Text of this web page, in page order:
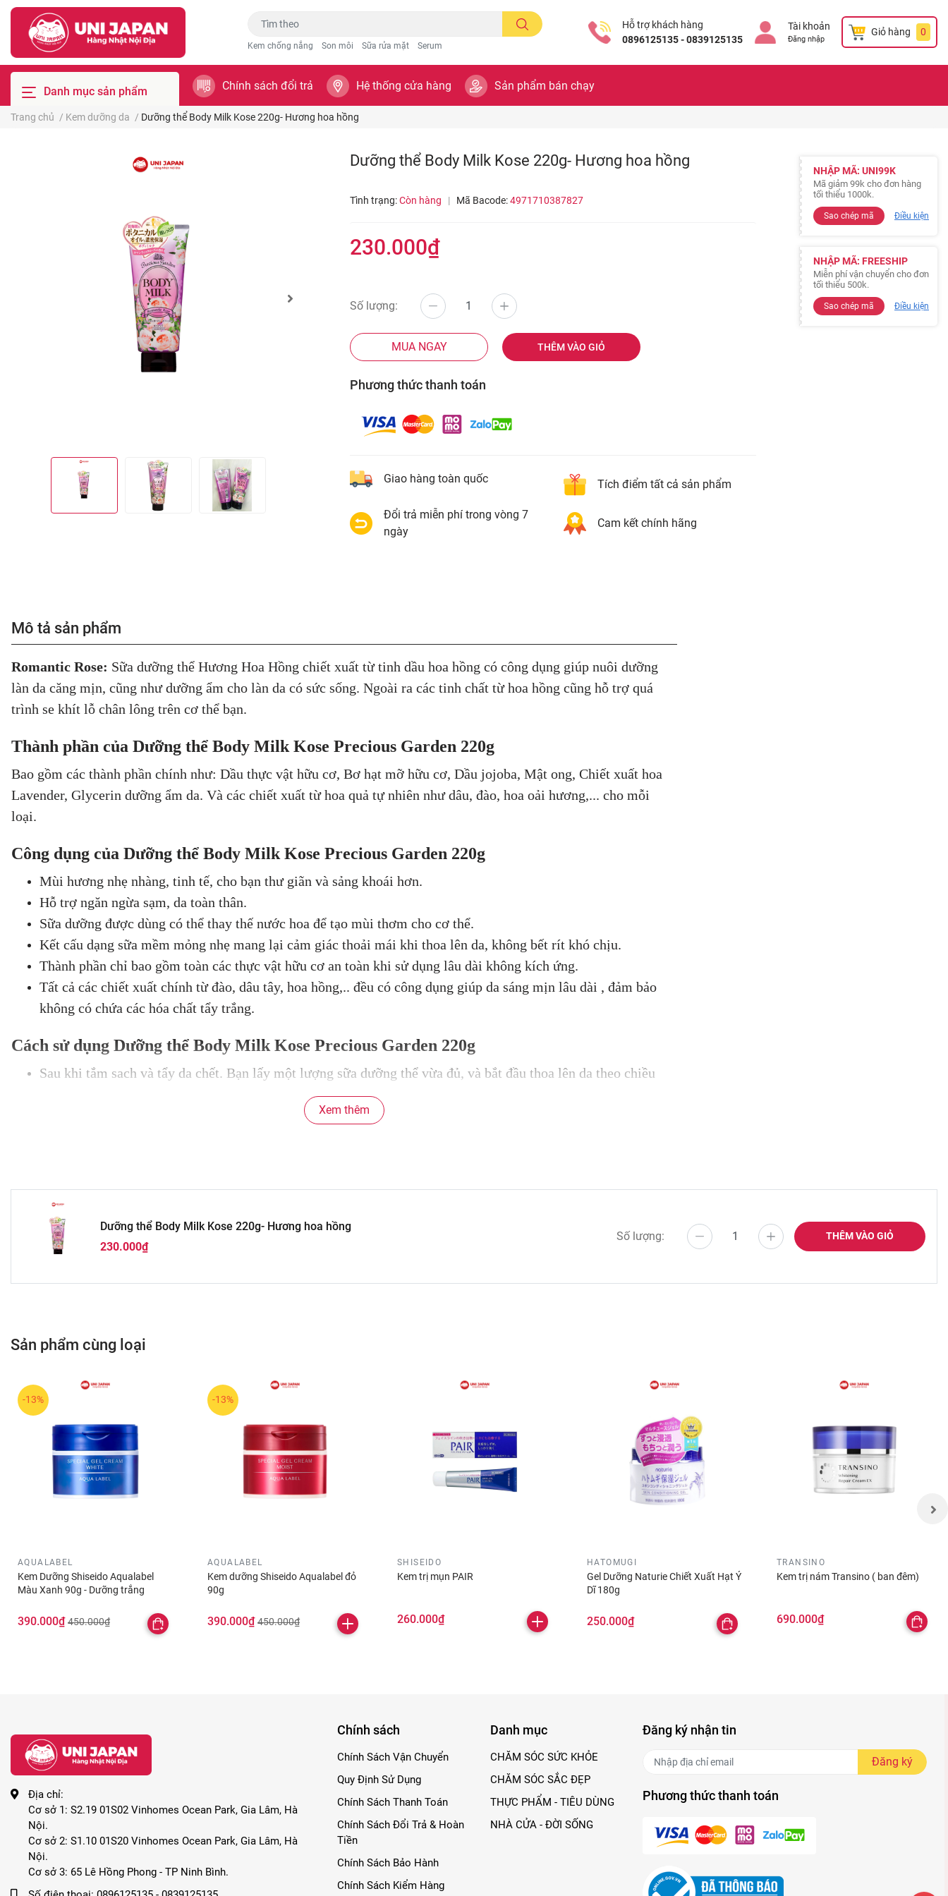
Kem chống nắng Son môi Sữa rửa mặt Serum
Hỗ trợ khách hàng
0896125135 - 0839125135
Tài khoản
Đăng nhập
Giỏ hàng 0
Danh mục sản phẩm Chính sách đổi trả Hệ thống cửa hàng Sản phẩm bán chạy
Trang chủ / Kem dưỡng da / Dưỡng thể Body Milk Kose 220g- Hương hoa hồng
Dưỡng thể Body Milk Kose 220g- Hương hoa hồng
Tình trạng:Còn hàng | Mã Bacode:4971710387827
230.000₫
Số lượng:
MUA NGAY THÊM VÀO GIỎ
Phương thức thanh toán
Giao hàng toàn quốc Tích điểm tất cả sản phẩm
Đổi trả miễn phí trong vòng 7
ngày
Cam kết chính hãng
NHẬP MÃ: UNI99K
Mã giảm 99k cho đơn hàng
tối thiểu 1000k.
Sao chép mã Điều kiện
NHẬP MÃ: FREESHIP
Miễn phí vận chuyển cho đơn
tối thiểu 500k.
Sao chép mã Điều kiện
Mô tả sản phẩm
Romantic Rose: Sữa dưỡng thể Hương Hoa Hồng chiết xuất từ tinh dầu hoa hồng có công dụng giúp nuôi dưỡng
làn da căng mịn, cũng như dưỡng ẩm cho làn da có sức sống. Ngoài ra các tinh chất từ hoa hồng cũng hỗ trợ quá
trình se khít lỗ chân lông trên cơ thể bạn.
Thành phần của Dưỡng thể Body Milk Kose Precious Garden 220g
Bao gồm các thành phần chính như: Dầu thực vật hữu cơ, Bơ hạt mỡ hữu cơ, Dầu jojoba, Mật ong, Chiết xuất hoa
Lavender, Glycerin dưỡng ẩm da. Và các chiết xuất từ hoa quả tự nhiên như dâu, đào, hoa oải hương,... cho mỗi
loại.
Công dụng của Dưỡng thể Body Milk Kose Precious Garden 220g
Mùi hương nhẹ nhàng, tinh tế, cho bạn thư giãn và sảng khoái hơn.
Hỗ trợ ngăn ngừa sạm, da toàn thân.
Sữa dưỡng được dùng có thể thay thế nước hoa để tạo mùi thơm cho cơ thể.
Kết cấu dạng sữa mềm mỏng nhẹ mang lại cảm giác thoải mái khi thoa lên da, không bết rít khó chịu.
Thành phần chỉ bao gồm toàn các thực vật hữu cơ an toàn khi sử dụng lâu dài không kích ứng.
Tất cả các chiết xuất chính từ đào, dâu tây, hoa hồng,.. đều có công dụng giúp da sáng mịn lâu dài , đảm bảo
không có chứa các hóa chất tẩy trắng.
Cách sử dụng Dưỡng thể Body Milk Kose Precious Garden 220g
Sau khi tắm sach và tẩy da chết. Bạn lấy một lượng sữa dưỡng thể vừa đủ, và bắt đầu thoa lên da theo chiều
Massage nhẹ nhàng để các dưỡng chất thẩm thấu vào sâu trong da, đồng thời mùi hương cũng cực kỳ dễ chịu.
Xem thêm
Dưỡng thể Body Milk Kose 220g- Hương hoa hồng
230.000₫
Số lượng: THÊM VÀO GIỎ
Sản phẩm cùng loại
-13%
AQUALABEL
Kem Dưỡng Shiseido Aqualabel
Màu Xanh 90g - Dưỡng trắng
390.000₫ 450.000₫
-13%
AQUALABEL
Kem dưỡng Shiseido Aqualabel đỏ
90g
390.000₫ 450.000₫
SHISEIDO
Kem trị mụn PAIR
260.000₫
HATOMUGI
Gel Dưỡng Naturie Chiết Xuất Hạt Ý
Dĩ 180g
250.000₫
TRANSINO
Kem trị nám Transino ( ban đêm)
690.000₫
Địa chỉ:
Cơ sở 1: S2.19 01S02 Vinhomes Ocean Park, Gia Lâm, Hà
Nội.
Cơ sở 2: S1.10 01S20 Vinhomes Ocean Park, Gia Lâm, Hà
Nội.
Cơ sở 3: 65 Lê Hồng Phong - TP Ninh Bình.
Chính sách
Chính Sách Vận Chuyển
Quy Định Sử Dụng
Chính Sách Thanh Toán
Chính Sách Đổi Trả & Hoàn
Tiền
Chính Sách Bảo Hành
Chính Sách Kiểm Hàng
Danh mục
CHĂM SÓC SỨC KHỎE
CHĂM SÓC SẮC ĐẸP
THỰC PHẨM - TIÊU DÙNG
NHÀ CỬA - ĐỜI SỐNG
Đăng ký nhận tin
Đăng ký
Phương thức thanh toán